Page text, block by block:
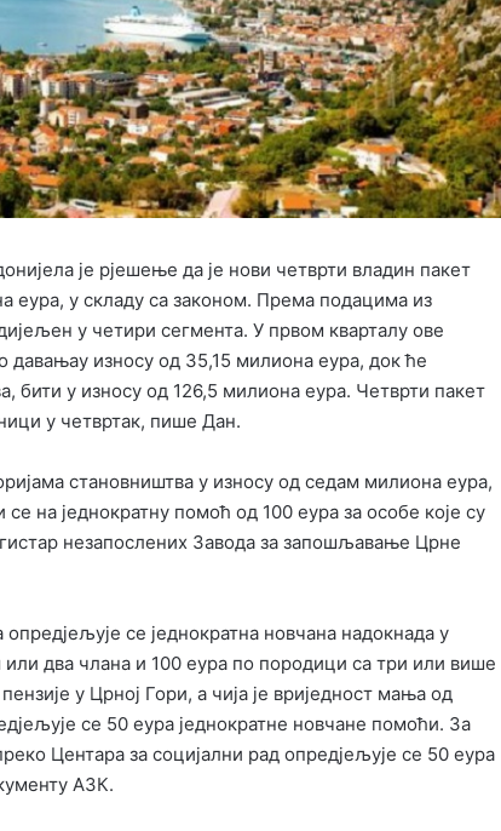
је рјешење да је нови четврти владин пакет
еура, у складу са законом. Према подацима из
у четири сегмента. У првом кварталу ове
давањау износу од 35,15 милиона еура, док ће
у износу од 126,5 милиона еура. Четврти пакет
у четвртак, пише Дан.
становништва у износу од седам милиона еура,
на једнократну помоћ од 100 еура за особе које су
незапослених Завода за запошљавање Црне
се једнократна новчана надокнада у
два члана и 100 еура по породици са три или више
у Црној Гори, а чија је вриједност мања од
се 50 еура једнократне новчане помоћи. За
Центара за социјални рад опредјељује се 50 еура
АЗК.